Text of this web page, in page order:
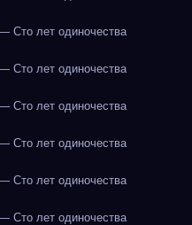
Сто лет одиночества
Сто лет одиночества
Сто лет одиночества
Сто лет одиночества
Сто лет одиночества
Сто лет одиночества